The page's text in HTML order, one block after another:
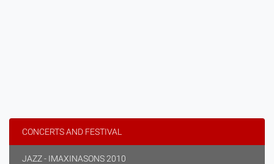
CONCERTS AND FESTIVAL
JAZZ - IMAXINASONS 2010